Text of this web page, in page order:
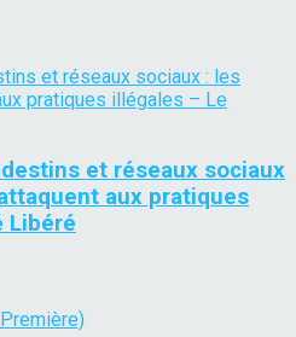
et réseaux sociaux
aux pratiques
Libéré